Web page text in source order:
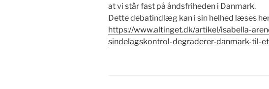
at vi står fast på åndsfriheden i Danmark.
Dette debatindlæg kan i sin helhed læses
https://www.altinget.dk/artikel/isabella-
sindelagskontrol-degraderer-danmark-til-